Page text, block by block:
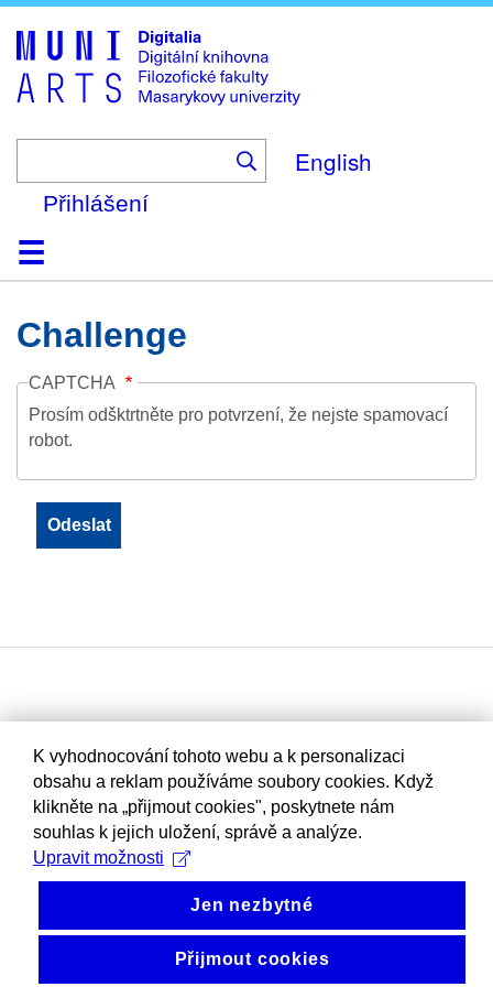
to
main
content
English
Přihlášení
DomůKolekce
Prohlížení
Vyhledávání
O platformě
Nápověda
KontaktDigitalia
Challenge
CAPTCHA
Prosím odšktrtněte pro potvrzení, že nejste spamovací
robot.
K vyhodnocování tohoto webu a k personalizaci
obsahu a reklam používáme soubory cookies. Když
klikněte na „přijmout cookies", poskytnete nám
souhlas k jejich uložení, správě a analýze.
Upravit možnosti
Jen nezbytné
Přijmout cookies